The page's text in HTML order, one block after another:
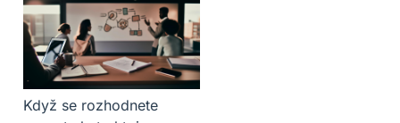
Když se rozhodnete